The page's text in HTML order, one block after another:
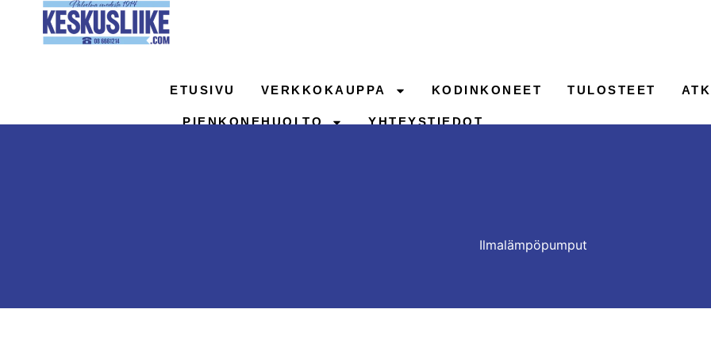
sisältöön
ETUSIVU VERKKOKAUPPA KODINKONEET TULOSTEET
PIENKONEHUOLTO YHTEYSTIEDOT
Ilmalämpöpumput